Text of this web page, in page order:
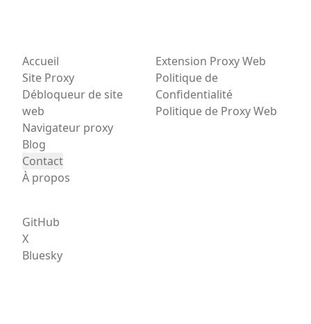
Accueil
Site Proxy
Débloqueur de site
web
Navigateur proxy
Blog
Contact
À propos
Extension Proxy Web
Politique de
Confidentialité
Politique de Proxy Web
GitHub
X
Bluesky